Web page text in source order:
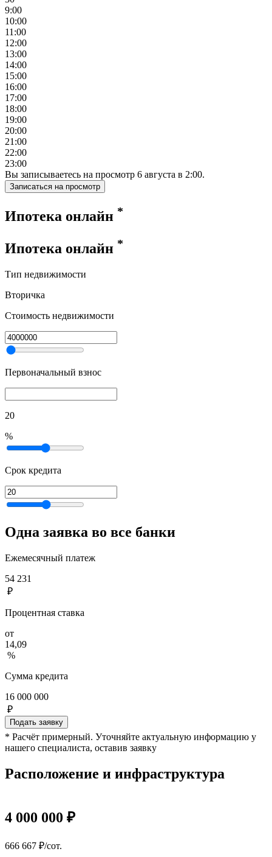
9:00
10:00
11:00
12:00
13:00
14:00
15:00
16:00
17:00
18:00
19:00
20:00
21:00
22:00
23:00
Вы записываетесь на просмотр 6 августа в 2:00.
Записаться на просмотр
Ипотека онлайн *
Ипотека онлайн *
Тип недвижимости
Вторичка
Стоимость недвижимости
Первоначальный взнос
20
%
Срок кредита
Одна заявка во все банки
Ежемесячный платеж
54 231
₽
Процентная ставка
от
14,09
%
Сумма кредита
16 000 000
₽
Подать заявку
* Расчёт примерный. Уточняйте актуальную информацию у
нашего специалиста, оставив заявку
Расположение и инфраструктура
4 000 000 ₽
666 667 ₽/сот.